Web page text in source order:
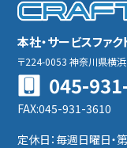
本社・サービスファク
〒224-0053神奈川県横
045-
FAX:045-931-3610
定休日：毎週日曜日・